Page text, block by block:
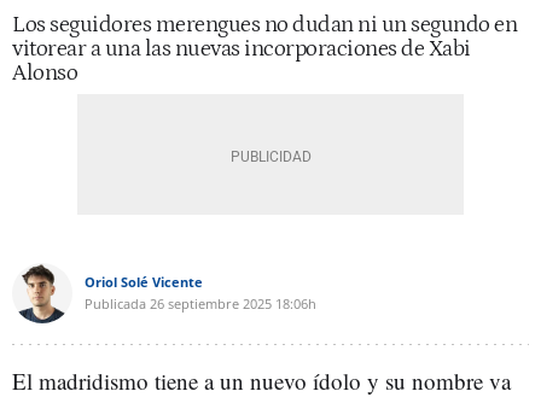
Los seguidores merengues no dudan ni un segundo en
vitorear a una las nuevas incorporaciones de Xabi
Alonso
Oriol Solé Vicente
Publicada 26 septiembre 2025 18:06h
El madridismo tiene a un nuevo ídolo y su nombre va